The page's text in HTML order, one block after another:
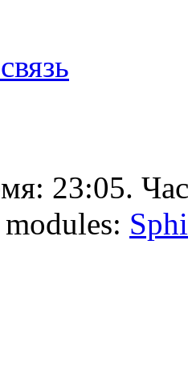
23:05.